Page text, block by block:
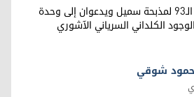
نائبان يستذكران الذكرى الـ93 لمذبحة سميل ويدعوان إلى وحدة
الكلداني السرياني الآشوري
شوقي